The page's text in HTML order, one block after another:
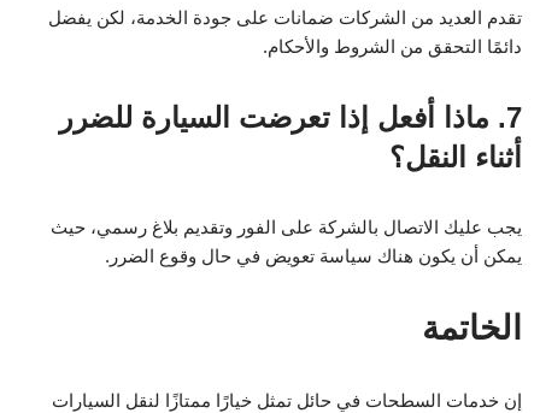
تقدم العديد من الشركات ضمانات على جودة الخدمة، لكن يفضل
دائمًا التحقق من الشروط والأحكام.
7. ماذا أفعل إذا تعرضت السيارة للضرر
أثناء النقل؟
يجب عليك الاتصال بالشركة على الفور وتقديم بلاغ رسمي، حيث
يمكن أن يكون هناك سياسة تعويض في حال وقوع الضرر.
الخاتمة
إن خدمات السطحات في حائل تمثل خيارًا ممتازًا لنقل السيارات